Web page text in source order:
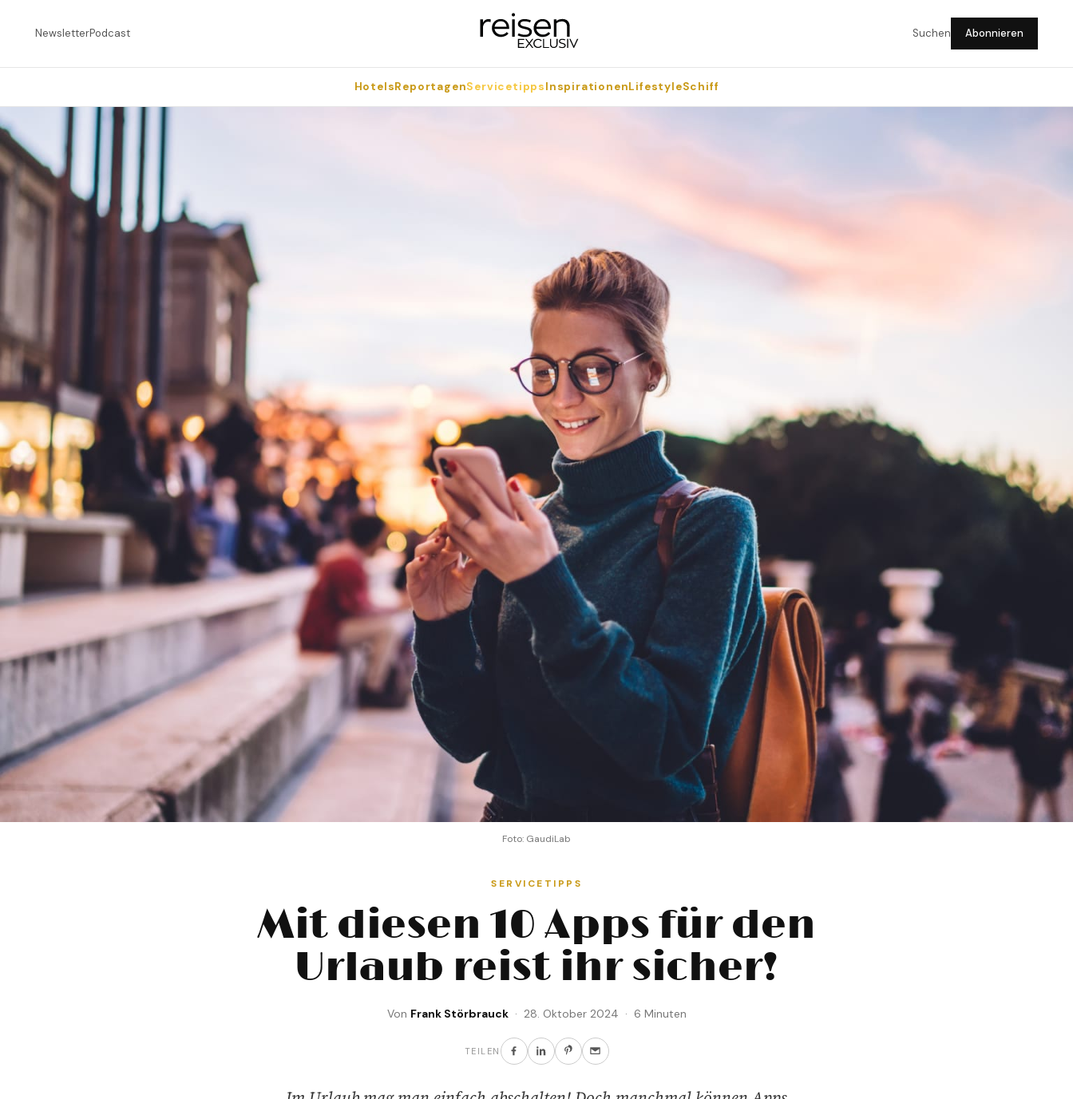
NewsletterPodcast Suchen Abonnieren
HotelsReportagenServicetippsInspirationenLifestyleSchiff
Foto: GaudiLab
SERVICETIPPS
Mit diesen 10 Apps für den
Urlaub reist ihr sicher!
Von Frank Störbrauck· 28. Oktober 2024 · 6 Minuten
TEILEN